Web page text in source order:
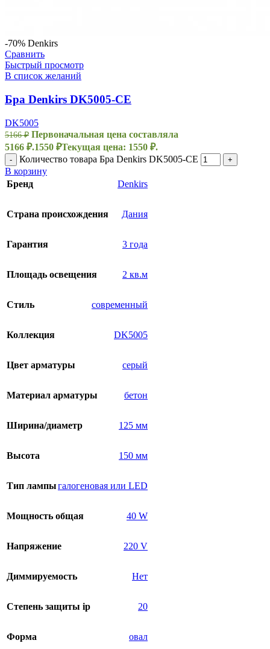
-70% Denkirs
Сравнить
Быстрый просмотр
В список желаний
Бра Denkirs DK5005-CE
DK5005
5166₽ Первоначальная цена составляла
5166 ₽.1550 ₽Текущая цена: 1550 ₽.
- Количество товара Бра Denkirs DK5005-CE +
В корзину
Бренд
Denkirs
Страна происхождения Дания
Гарантия 3 года
Площадь освещения 2 кв.м
Стиль современный
Коллекция DK5005
Цвет арматуры серый
Материал арматуры бетон
Ширина/диаметр 125 мм
Высота 150 мм
Тип лампыгалогеновая или LED
Мощность общая 40 W
Напряжение 220 V
Диммируемость Нет
Степень защиты ip 20
Форма овал